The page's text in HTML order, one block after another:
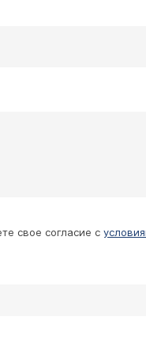
волнуюсь. «На
12 .
мономорфными
свое согласие с